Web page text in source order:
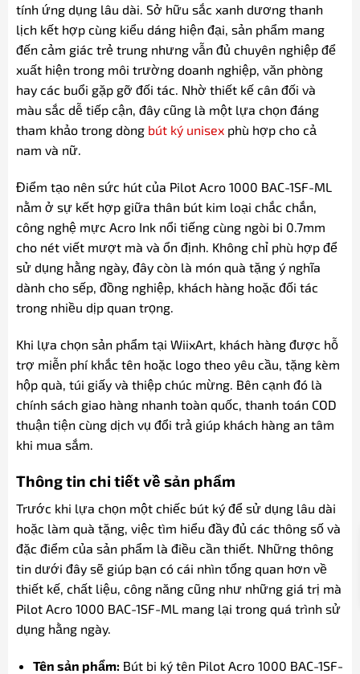
tính ứng dụng lâu dài. Sở hữu sắc xanh dương thanh
lịch kết hợp cùng kiểu dáng hiện đại, sản phẩm mang
đến cảm giác trẻ trung nhưng vẫn đủ chuyên nghiệp để
xuất hiện trong môi trường doanh nghiệp, văn phòng
hay các buổi gặp gỡ đối tác. Nhờ thiết kế cân đối và
màu sắc dễ tiếp cận, đây cũng là một lựa chọn đáng
tham khảo trong dòng bút ký unisexphù hợp cho cả
nam và nữ.
Điểm tạo nên sức hút của Pilot Acro 1000 BAC-1SF-ML
nằm ở sự kết hợp giữa thân bút kim loại chắc chắn,
công nghệ mực Acro Ink nổi tiếng cùng ngòi bi 0.7mm
cho nét viết mượt mà và ổn định. Không chỉ phù hợp để
sử dụng hằng ngày, đây còn là món quà tặng ý nghĩa
dành cho sếp, đồng nghiệp, khách hàng hoặc đối tác
trong nhiều dịp quan trọng.
Khi lựa chọn sản phẩm tại WiixArt, khách hàng được hỗ
trợ miễn phí khắc tên hoặc logo theo yêu cầu, tặng kèm
hộp quà, túi giấy và thiệp chúc mừng. Bên cạnh đó là
chính sách giao hàng nhanh toàn quốc, thanh toán COD
thuận tiện cùng dịch vụ đổi trả giúp khách hàng an tâm
khi mua sắm.
Thông tin chi tiết về sản phẩm
Trước khi lựa chọn một chiếc bút ký để sử dụng lâu dài
hoặc làm quà tặng, việc tìm hiểu đầy đủ các thông số và
đặc điểm của sản phẩm là điều cần thiết. Những thông
tin dưới đây sẽ giúp bạn có cái nhìn tổng quan hơn về
thiết kế, chất liệu, công năng cũng như những giá trị mà
Pilot Acro 1000 BAC-1SF-ML mang lại trong quá trình sử
dụng hằng ngày.
Tên sản phẩm: Bút bi ký tên Pilot Acro 1000 BAC-1SF-